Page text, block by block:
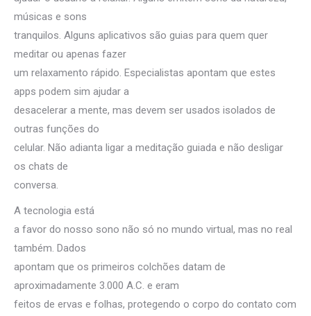
músicas e sons
tranquilos. Alguns aplicativos são guias para quem quer
meditar ou apenas fazer
um relaxamento rápido. Especialistas apontam que estes
apps podem sim ajudar a
desacelerar a mente, mas devem ser usados isolados de
outras funções do
celular. Não adianta ligar a meditação guiada e não desligar
os chats de
conversa.
A tecnologia está
a favor do nosso sono não só no mundo virtual, mas no real
também. Dados
apontam que os primeiros colchões datam de
aproximadamente 3.000 A.C. e eram
feitos de ervas e folhas, protegendo o corpo do contato com